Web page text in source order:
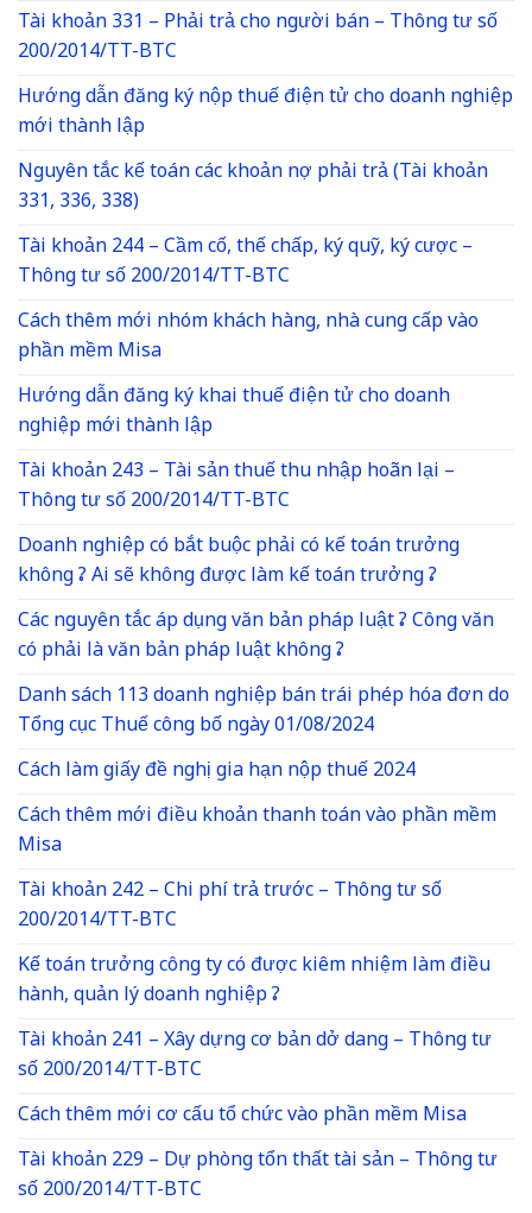
Tài khoản 331 – Phải trả cho người bán – Thông tư số
200/2014/TT-BTC
Hướng dẫn đăng ký nộp thuế điện tử cho doanh nghiệp
mới thành lập
Nguyên tắc kế toán các khoản nợ phải trả (Tài khoản
331, 336, 338)
Tài khoản 244 – Cầm cố, thế chấp, ký quỹ, ký cược –
Thông tư số 200/2014/TT-BTC
Cách thêm mới nhóm khách hàng, nhà cung cấp vào
phần mềm Misa
Hướng dẫn đăng ký khai thuế điện tử cho doanh
nghiệp mới thành lập
Tài khoản 243 – Tài sản thuế thu nhập hoãn lại –
Thông tư số 200/2014/TT-BTC
Doanh nghiệp có bắt buộc phải có kế toán trưởng
không ? Ai sẽ không được làm kế toán trưởng ?
Các nguyên tắc áp dụng văn bản pháp luật ? Công văn
có phải là văn bản pháp luật không ?
Danh sách 113 doanh nghiệp bán trái phép hóa đơn do
Tổng cục Thuế công bố ngày 01/08/2024
Cách làm giấy đề nghị gia hạn nộp thuế 2024
Cách thêm mới điều khoản thanh toán vào phần mềm
Misa
Tài khoản 242 – Chi phí trả trước – Thông tư số
200/2014/TT-BTC
Kế toán trưởng công ty có được kiêm nhiệm làm điều
hành, quản lý doanh nghiệp ?
Tài khoản 241 – Xây dựng cơ bản dở dang – Thông tư
số 200/2014/TT-BTC
Cách thêm mới cơ cấu tổ chức vào phần mềm Misa
Tài khoản 229 – Dự phòng tổn thất tài sản – Thông tư
số 200/2014/TT-BTC